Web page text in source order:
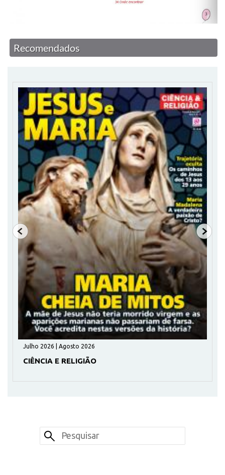
Recomendados
Julho 2026 | Agosto 2026
CIÊNCIA E RELIGIÃO